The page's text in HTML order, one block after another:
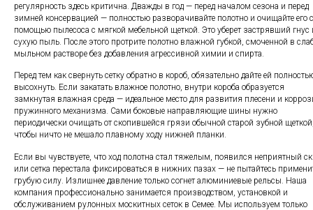
регулярность здесь критична. Дважды в год — перед началом сезона и перед
зимней консервацией — полностью разворачивайте полотно и очищайте его с
помощью пылесоса с мягкой мебельной щеткой. Это уберет застрявший гнус
сухую пыль. После этого протрите полотно влажной губкой, смоченной в
мыльном растворе без добавления агрессивной химии и спирта.
Перед тем как свернуть сетку обратно в короб, обязательно дайте ей
высохнуть. Если закатать влажное полотно, внутри короба образуется
замкнутая влажная среда — идеальное место для развития плесени и
пружинного механизма. Сами боковые направляющие шины нужно
периодически очищать от скопившейся грязи обычной старой зубной
чтобы ничто не мешало плавному ходу нижней планки.
Если вы чувствуете, что ход полотна стал тяжелым, появился неприятный
или сетка перестала фиксироваться в нижних пазах — не пытайтесь
грубую силу. Излишнее давление только согнет алюминиевые рельсы. Наша
компания профессионально занимается производством, установкой и
обслуживанием рулонных москитных сеток в Семее. Мы используем только